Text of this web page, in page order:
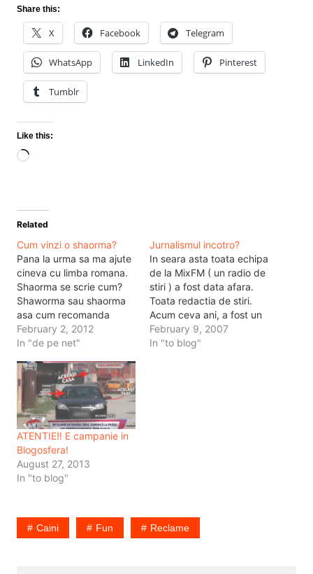
Share this:
X Facebook Telegram
WhatsApp LinkedIn Pinterest
Tumblr
Like this:
Loading…
Related
Cum vinzi o shaorma?
Pana la urma sa ma ajute
cineva cu limba romana.
Shaorma se scrie cum?
Shaworma sau shaorma
asa cum recomanda
google? Si daca Google
recomanda a doua
cel care a propus-o e
academician sau
mancator de specialitati
cu de toate de la Dristor?
Sa revenim la…
February 2, 2012
In "de pe net"
Jurnalismul incotro?
In seara asta toata echipa
de la MixFM ( un radio de
stiri ) a fost data afara.
Toata redactia de stiri.
Acum ceva ani, a fost un
tip care s-a baricadat in
studioul radioului si a
February 9, 2007
In "to blog"
ATENTIE!! E campanie in
Blogosfera!
August 27, 2013
In "to blog"
Caini Fun Reclame